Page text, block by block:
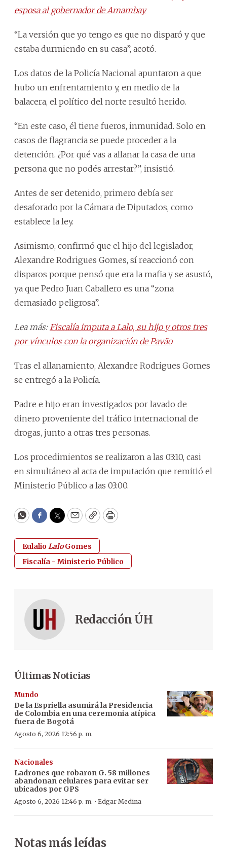
esposa al gobernador de Amambay
“La versión que yo tengo es que no disparó y que
estaba durmiendo en su casa”, acotó.
Los datos de la Policía Nacional apuntaron a que
hubo un enfrentamiento y, en medio de la
balacera, el político del norte resultó herido.
“En este caso, él tiene fueros, inmunidad. Solo en
casos de flagrancia se puede proceder a la
detención. ¿Por qué vas a allanar la casa de una
persona que no podés arrestar?”, insistió.
Antes de ser detenido, primero debía ser
desaforado por la Cámara de Diputados, como
establece la ley.
Asimismo, confirmó que el hijo del legislador,
Alexandre Rodrigues Gomes, sí reaccionó con
disparos porque pensó que era la mafia y se asustó,
ya que Pedro Juan Caballero es una “zona
demasiado peligrosa”.
Lea más: Fiscalía imputa a Lalo, su hijo y otros tres
por vínculos con la organización de Pavão
Tras el allanamiento, Alexandre Rodrigues Gomes
se entregó a la Policía.
Padre e hijo eran investigados por lavado de
dinero proveniente del tráfico internacional de
drogas, junto a otras tres personas.
Los procedimientos se realizaron a las 03:10, casi
en simultáneo al acta de imputación que remitió el
Ministerio Público a las 03:00.
WhatsApp
Facebook
Twitter
EmailCopyPrint
EulalioLaloGomes
Fiscalía - Ministerio Público
Redacción ÚH
Últimas Noticias
Mundo
De la Espriella asumirá la Presidencia
de Colombia en una ceremonia atípica
fuera de Bogotá
Agosto 6, 2026 12:56 p. m.
Nacionales
Ladrones que robaron G. 58 millones
abandonan celulares para evitar ser
ubicados por GPS
Agosto 6, 2026 12:46 p. m. · Edgar Medina
Notas más leídas